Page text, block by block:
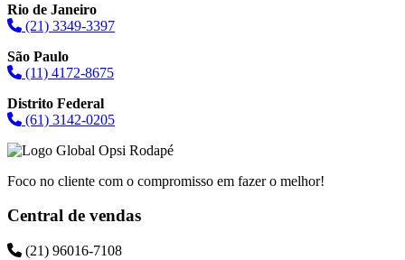
Rio de Janeiro
(21) 3349-3397
São Paulo
(11) 4172-8675
Distrito Federal
(61) 3142-0205
Foco no cliente com o compromisso em fazer o melhor!
Central de vendas
(21) 96016-7108